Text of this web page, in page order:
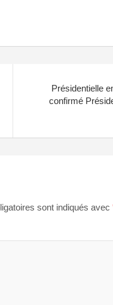
Présidentielle
confirmé
sont indiqués avec